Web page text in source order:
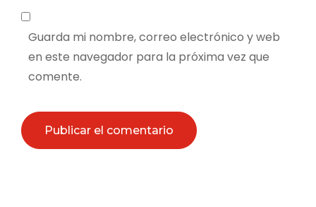
Guarda mi nombre, correo electrónico y web
en este navegador para la próxima vez que
comente.